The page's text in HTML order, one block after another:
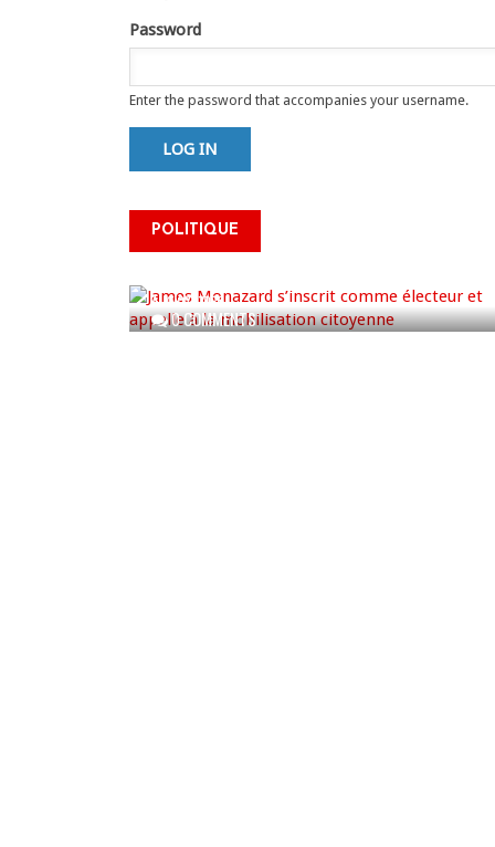
Password
Enter the password that accompanies your username.
POLITIQUE
0 COMMENTS
James Monazard s’inscrit
comme électeur et appelle à
AUG 07, 2026